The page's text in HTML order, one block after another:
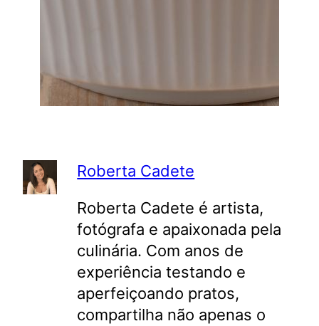
Roberta Cadete
Roberta Cadete é artista,
fotógrafa e apaixonada pela
culinária. Com anos de
experiência testando e
aperfeiçoando pratos,
compartilha não apenas o